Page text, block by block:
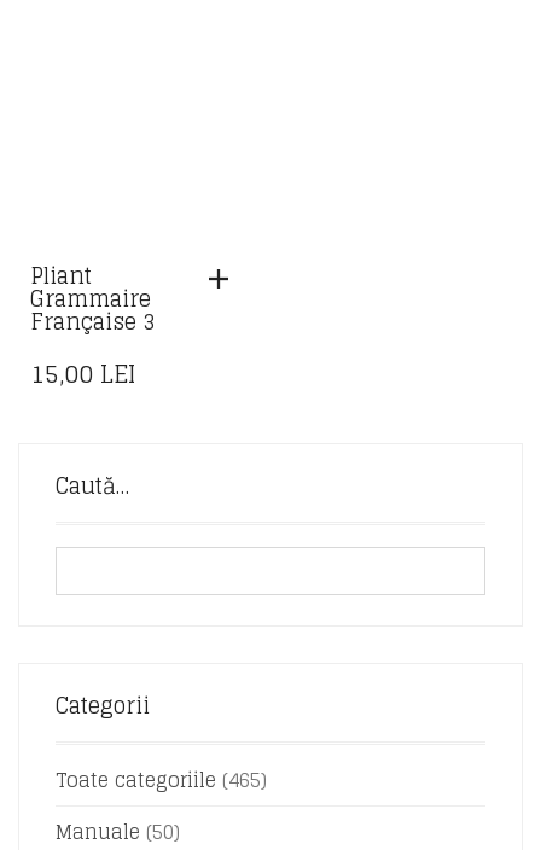
Pliant
Grammaire
Française 3
15,00 LEI
Caută…
Categorii
Toate categoriile (465)
Manuale (50)